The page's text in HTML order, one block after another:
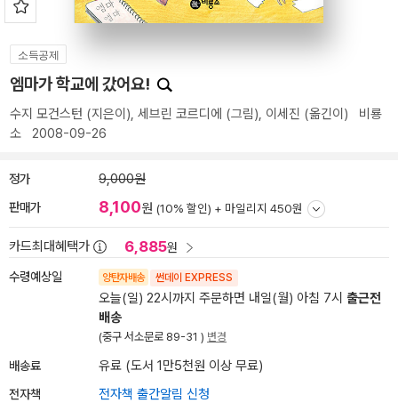
소득공제
엠마가 학교에 갔어요!
수지 모건스턴 (지은이), 세브린 코르디에 (그림), 이세진 (옮긴이) 비룡
소 2008-09-26
정가 9,000원
판매가 8,100원 (10% 할인) + 마일리지 450원
카드최대혜택가 6,885원
수령예상일 양탄자배송 썬데이 EXPRESS
오늘(일) 22시까지 주문하면 내일(월) 아침 7시 출근전
배송
(중구 서소문로 89-31 ) 변경
배송료 유료 (도서 1만5천원 이상 무료)
전자책 전자책 출간알림 신청